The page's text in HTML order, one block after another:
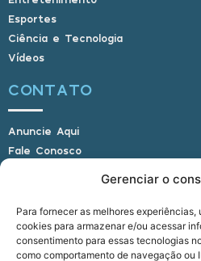
Gerenciar o
Para fornecer as melhores
cookies para armazenar e/ou acessar
consentimento para essas tecnologias
como comportamento de navegação ou
Esportes
Ciência e Tecnologia
Vídeos
CONTATO
Anuncie Aqui
Fale Conosco
E-mail:
Telefone: (82) 9